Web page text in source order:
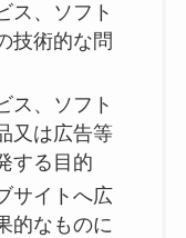
ス、ソフト
技術的な問
ス、ソフト
又は広告等
する目的
サイトへ広
的なものに